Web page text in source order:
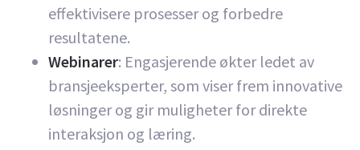
effektivisere prosesser og forbedre
resultatene.
Webinarer: Engasjerende økter ledet av
bransjeeksperter, som viser frem innovative
løsninger og gir muligheter for direkte
interaksjon og læring.